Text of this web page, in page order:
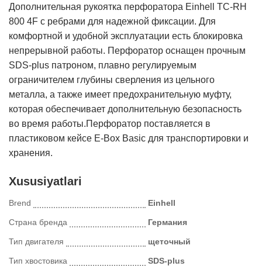
Дополнительная рукоятка перфоратора Einhell TC-RH
800 4F с ребрами для надежной фиксации. Для
комфортной и удобной эксплуатации есть блокировка
непрерывной работы. Перфоратор оснащен прочным
SDS-plus патроном, плавно регулируемым
ограничителем глубины сверления из цельного
металла, а также имеет предохранительную муфту,
которая обеспечивает дополнительную безопасность
во время работы.Перфоратор поставляется в
пластиковом кейсе E-Box Basic для транспортировки и
хранения.
Xususiyatlari
Brend Einhell
Страна бренда Германия
Тип двигателя щеточный
Тип хвостовика SDS-plus